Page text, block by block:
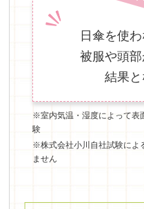
日傘を使
被服や頭
結果
※室内気温・湿度によって表
験
※株式会社小川自社試験によ
ません